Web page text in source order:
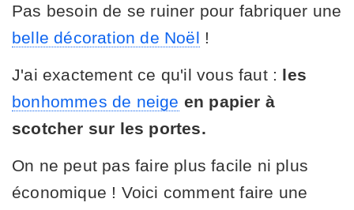
Pas besoin de se ruiner pour fabriquer une
belle décoration de Noël !
J'ai exactement ce qu'il vous faut : les
bonhommes de neige en papier à
scotcher sur les portes.
On ne peut pas faire plus facile ni plus
économique ! Voici comment faire une